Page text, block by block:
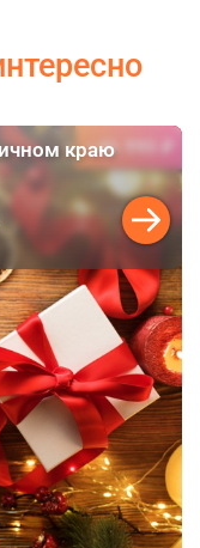
от46 990 ₽
краю